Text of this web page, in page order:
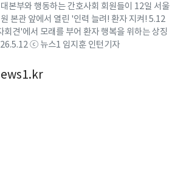
본부와 행동하는 간호사회 회원들이 12일 서울
본관 앞에서 열린 '인력 늘려! 환자 지켜! 5.12
회견'에서 모래를 부어 환자 행복을 위하는 상징
ⓒ 뉴스1 임지훈 인턴기자